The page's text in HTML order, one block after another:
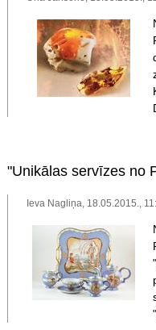
"Unikālas servīzes no
Ieva Nagliņa, 18.05.2015.,